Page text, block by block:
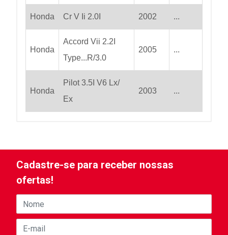
Honda Cr V Ii 2.0I 2002 ...
Honda
Accord Vii 2.2I
Type...R/3.0
2005 ...
Honda
Pilot 3.5I V6 Lx/
Ex
2003 ...
Cadastre-se para receber nossas
ofertas!